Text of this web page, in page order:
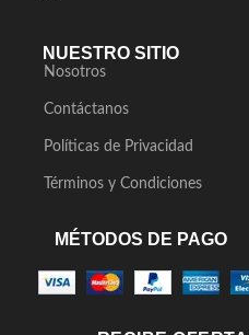
NUESTRO SITIO
Nosotros
Contáctanos
Políticas de Privacidad
Términos y Condiciones
MÉTODOS DE PAGO